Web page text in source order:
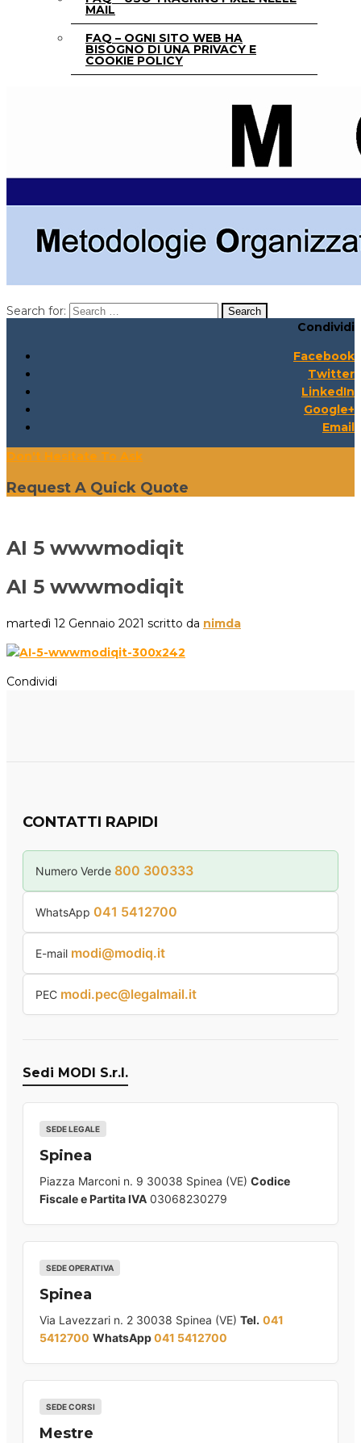
MAIL
FAQ – OGNI SITO WEB HA
BISOGNO DI UNA PRIVACY E
COOKIE POLICY
Search for:
Condividi
Facebook
Twitter
LinkedIn
Google+
Email
Don't Hesitate To Ask
Request A Quick Quote
AI 5 wwwmodiqit
AI 5 wwwmodiqit
martedì 12 Gennaio 2021 scritto da nimda
Condividi
CONTATTI RAPIDI
Numero Verde 800 300333
WhatsApp 041 5412700
E-mail modi@modiq.it
PEC modi.pec@legalmail.it
Sedi MODI S.r.l.
SEDE LEGALE
Spinea
Piazza Marconi n. 9 30038 Spinea (VE) Codice
Fiscale e Partita IVA 03068230279
SEDE OPERATIVA
Spinea
Via Lavezzari n. 2 30038 Spinea (VE) Tel. 041
5412700 WhatsApp041 5412700
SEDE CORSI
Mestre